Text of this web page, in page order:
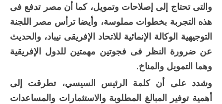
والتى تحتاج إلى إصلاحات وتمويل، كما أن مصر تدفع فى
هذه التجربة بخطوات مملوسة، وأيضا ترأس مصر اللجنة
التوجيهية الوكالة الإنمائية للاتحاد الإفريقى نيباد، والحديث
عن ضرورة النظر فى فجوتين مهمتين للدول الإفريقية
وهما التمويل والمناخ.
وشدد على أن كلمة الرئيس السيسي، تطرقت إلى
أهمية توفير المبالغ المطلوبة والاستثمارات والمساعدات